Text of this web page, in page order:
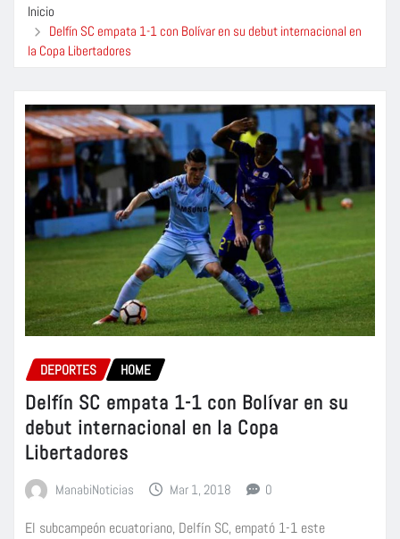
Inicio
Delfín SC empata 1-1 con Bolívar en su debut internacional en
la Copa Libertadores
DEPORTES HOME
Delfín SC empata 1-1 con Bolívar en su
debut internacional en la Copa
Libertadores
ManabiNoticias Mar 1, 2018 0
El subcampeón ecuatoriano, Delfín SC, empató 1-1 este